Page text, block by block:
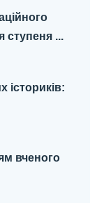
ступеня ...
істориків:
вченого